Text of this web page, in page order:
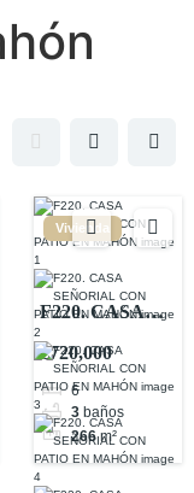
Vivienda
F220. CASA
SEÑORIAL
CON PATIO
EN MAHÓN
€720,000
6
3 baños
266 m²